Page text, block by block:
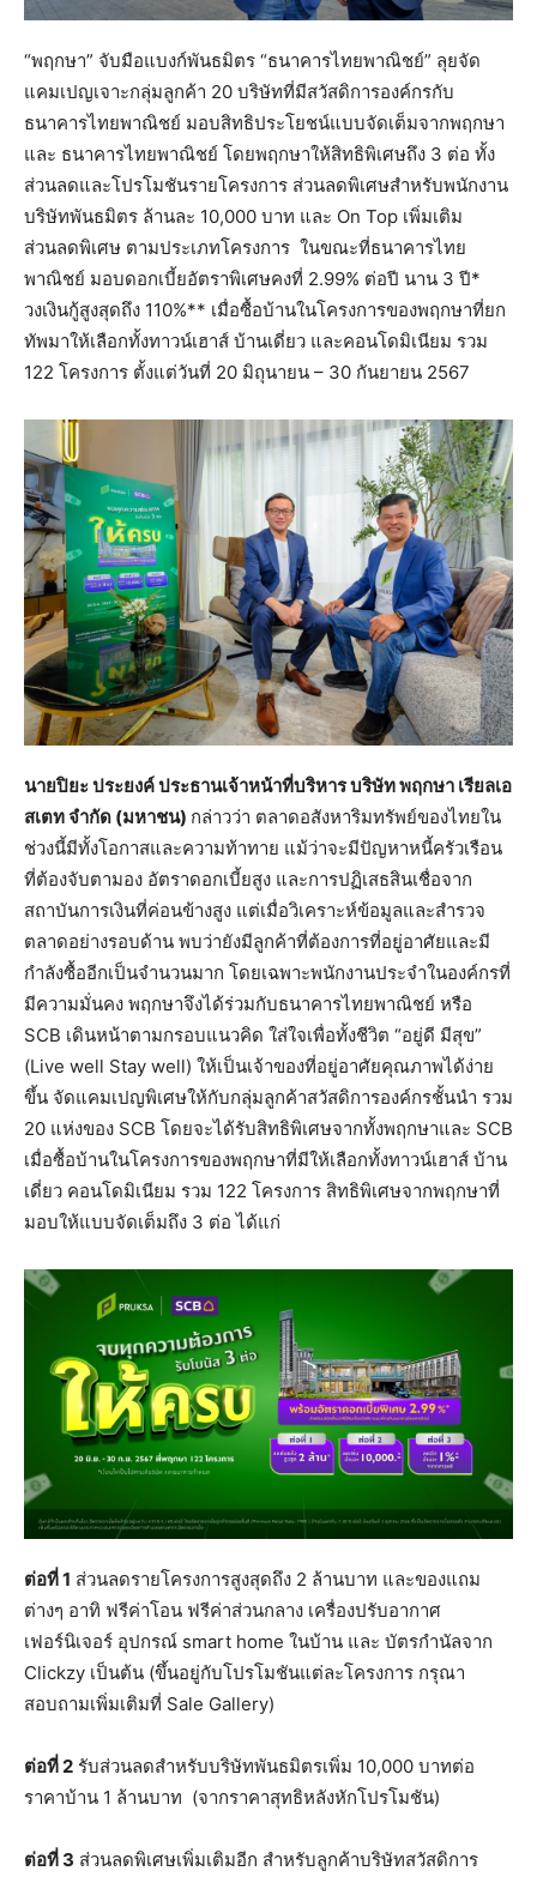
“พฤกษา” จับมือแบงก์พันธมิตร “ธนาคารไทยพาณิชย์” ลุยจัด
แคมเปญเจาะกลุ่มลูกค้า 20 บริษัทที่มีสวัสดิการองค์กรกับ
ธนาคารไทยพาณิชย์ มอบสิทธิประโยชน์แบบจัดเต็มจากพฤกษา
และ ธนาคารไทยพาณิชย์ โดยพฤกษาให้สิทธิพิเศษถึง 3 ต่อ ทั้ง
ส่วนลดและโปรโมชันรายโครงการ ส่วนลดพิเศษสำหรับพนักงาน
บริษัทพันธมิตร ล้านละ 10,000 บาท และ On Top เพิ่มเติม
ส่วนลดพิเศษ ตามประเภทโครงการ ในขณะที่ธนาคารไทย
พาณิชย์ มอบดอกเบี้ยอัตราพิเศษคงที่ 2.99% ต่อปี นาน 3 ปี*
วงเงินกู้สูงสุดถึง 110%** เมื่อซื้อบ้านในโครงการของพฤกษาที่ยก
ทัพมาให้เลือกทั้งทาวน์เฮาส์ บ้านเดี่ยว และคอนโดมิเนียม รวม
122 โครงการ ตั้งแต่วันที่ 20 มิถุนายน – 30 กันยายน 2567
นายปิยะ ประยงค์ ประธานเจ้าหน้าที่บริหาร บริษัท พฤกษา เรียลเอ
สเตท จำกัด (มหาชน) กล่าวว่า ตลาดอสังหาริมทรัพย์ของไทยใน
ช่วงนี้มีทั้งโอกาสและความท้าทาย แม้ว่าจะมีปัญหาหนี้ครัวเรือน
ที่ต้องจับตามอง อัตราดอกเบี้ยสูง และการปฏิเสธสินเชื่อจาก
สถาบันการเงินที่ค่อนข้างสูง แต่เมื่อวิเคราะห์ข้อมูลและสำรวจ
ตลาดอย่างรอบด้าน พบว่ายังมีลูกค้าที่ต้องการที่อยู่อาศัยและมี
กำลังซื้ออีกเป็นจำนวนมาก โดยเฉพาะพนักงานประจำในองค์กรที่
มีความมั่นคง พฤกษาจึงได้ร่วมกับธนาคารไทยพาณิชย์ หรือ
SCB เดินหน้าตามกรอบแนวคิด ใส่ใจเพื่อทั้งชีวิต “อยู่ดี มีสุข”
(Live well Stay well) ให้เป็นเจ้าของที่อยู่อาศัยคุณภาพได้ง่าย
ขึ้น จัดแคมเปญพิเศษให้กับกลุ่มลูกค้าสวัสดิการองค์กรชั้นนำ รวม
20 แห่งของ SCB โดยจะได้รับสิทธิพิเศษจากทั้งพฤกษาและ SCB
เมื่อซื้อบ้านในโครงการของพฤกษาที่มีให้เลือกทั้งทาวน์เฮาส์ บ้าน
เดี่ยว คอนโดมิเนียม รวม 122 โครงการ สิทธิพิเศษจากพฤกษาที่
มอบให้แบบจัดเต็มถึง 3 ต่อ ได้แก่
ต่อที่1 ส่วนลดรายโครงการสูงสุดถึง 2 ล้านบาท และของแถม
ต่างๆ อาทิ ฟรีค่าโอน ฟรีค่าส่วนกลาง เครื่องปรับอากาศ
เฟอร์นิเจอร์ อุปกรณ์ smart home ในบ้าน และ บัตรกำนัลจาก
Clickzy เป็นต้น (ขึ้นอยู่กับโปรโมชันแต่ละโครงการ กรุณา
สอบถามเพิ่มเติมที่ Sale Gallery)
ต่อที่ 2 รับส่วนลดสำหรับบริษัทพันธมิตรเพิ่ม 10,000 บาทต่อ
ราคาบ้าน 1 ล้านบาท (จากราคาสุทธิหลังหักโปรโมชัน)
ต่อที่ 3 ส่วนลดพิเศษเพิ่มเติมอีก สำหรับลูกค้าบริษัทสวัสดิการ